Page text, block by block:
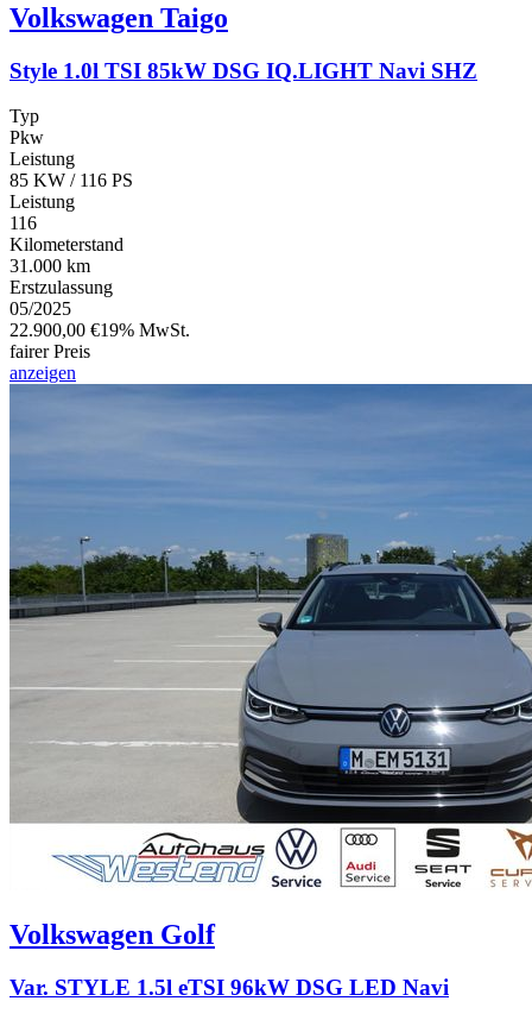
Volkswagen Taigo
Style 1.0l TSI 85kW DSG IQ.LIGHT Navi SHZ
Typ
Pkw
Leistung
85 KW / 116 PS
Leistung
116
Kilometerstand
31.000 km
Erstzulassung
05/2025
22.900,00 €19% MwSt.
fairer Preis
anzeigen
Volkswagen Golf
Var. STYLE 1.5l eTSI 96kW DSG LED Navi